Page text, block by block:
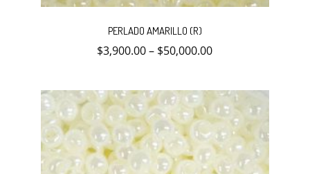
Este
tiene
múltiples
variantes.
se
pueden
elegir
en
la
página
de
producto
PERLADO AMARILLO (R)
$3,900.00– $50,000.00